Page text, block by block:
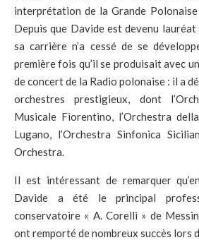
interprétation de la Grande
Depuis que Davide est devenu
sa carrière n’a cessé de se
première fois qu’il se produisait avec
de concert de la Radio polonaise : il a
orchestres prestigieux, dont
Musicale Fiorentino, l’Orchestra
Lugano, l’Orchestra Sinfonica
Orchestra.
Il est intéressant de remarquer
Davide a été le principal
conservatoire « A. Corelli » de
ont remporté de nombreux succès lors